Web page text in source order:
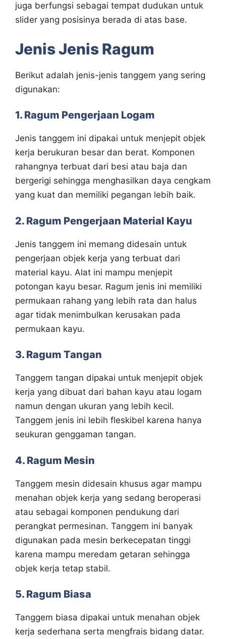
juga berfungsi sebagai tempat dudukan untuk
slider yang posisinya berada di atas base.
Jenis Jenis Ragum
Berikut adalah jenis-jenis tanggem yang sering
digunakan:
1. Ragum Pengerjaan Logam
Jenis tanggem ini dipakai untuk menjepit objek
kerja berukuran besar dan berat. Komponen
rahangnya terbuat dari besi atau baja dan
bergerigi sehingga menghasilkan daya cengkam
yang kuat dan memiliki pegangan lebih baik.
2. Ragum Pengerjaan Material Kayu
Jenis tanggem ini memang didesain untuk
pengerjaan objek kerja yang terbuat dari
material kayu. Alat ini mampu menjepit
potongan kayu besar. Ragum jenis ini memiliki
permukaan rahang yang lebih rata dan halus
agar tidak menimbulkan kerusakan pada
permukaan kayu.
3. Ragum Tangan
Tanggem tangan dipakai untuk menjepit objek
kerja yang dibuat dari bahan kayu atau logam
namun dengan ukuran yang lebih kecil.
Tanggem jenis ini lebih fleskibel karena hanya
seukuran genggaman tangan.
4. Ragum Mesin
Tanggem mesin didesain khusus agar mampu
menahan objek kerja yang sedang beroperasi
atau sebagai komponen pendukung dari
perangkat permesinan. Tanggem ini banyak
digunakan pada mesin berkecepatan tinggi
karena mampu meredam getaran sehingga
objek kerja tetap stabil.
5. Ragum Biasa
Tanggem biasa dipakai untuk menahan objek
kerja sederhana serta mengfrais bidang datar.